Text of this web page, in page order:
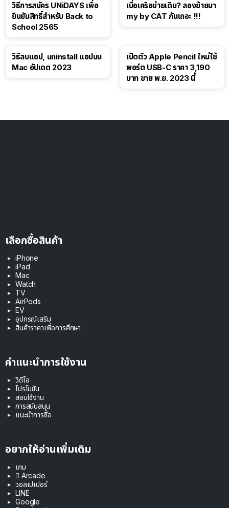
วิธีการสมัคร UNiDAYS เพื่อ
ยืนยันสิทธิ์สำหรับ Back to
School 2565
เบื่อเครือข่ายเดิม? ลองย้ายมา
my by CAT กันเถอะ !!!
วิธีลบแอป, uninstall แอปบน
Mac อัปเดต 2023
เปิดตัว Apple Pencil ใหม่ใช้
พอร์ต USB-C ราคา 3,190
บาท ขาย พ.ย. 2023 นี้
เลือกซื้อสินค้า
iPhone
iPad
Mac
Watch
TV
AirPods
EV
อุปกรณ์เสริม
สินค้าราคาเพื่อการศึกษา
คำแนะนำการใช้งาน
วิดีโอ
โปรโมชัน
สอนใช้งาน
การสนับสนุน
แนะนำการซื้อ
อยากให้อ่านเพิ่มเติม
เกม
 Arcade
วอลเปเปอร์
LINE
Google